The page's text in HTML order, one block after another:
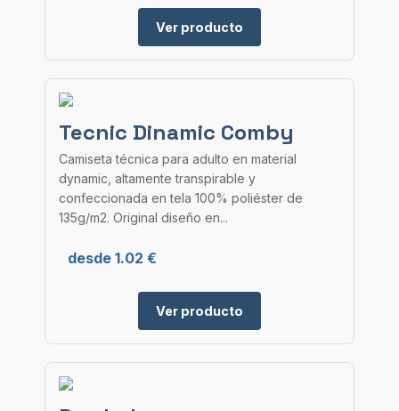
Ver producto
Tecnic Dinamic Comby
Camiseta técnica para adulto en material
dynamic, altamente transpirable y
confeccionada en tela 100% poliéster de
135g/m2. Original diseño en...
desde 1.02 €
Ver producto